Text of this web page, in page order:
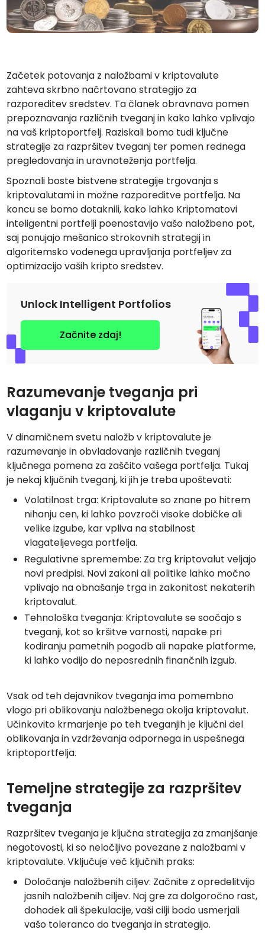
Najdi svojo kripto strategijo
KriptoEarn
Varčujte kriptovalute za svojo prihodnost
Ponavljajoči nakup
Redno načrtovane naložbe (DCA)
Opozorila o ceni
Ažurne informacije o cenah vaših najljubših žetonov
Odkrijte naložbene priložnosti
Analitika portfelja
Pametni vpogledi za optimalno učinkovitost
Začetek potovanja z naložbami v kriptovalute
zahteva skrbno načrtovano strategijo za
razporeditev sredstev. Ta članek obravnava pomen
prepoznavanja različnih tveganj in kako lahko vplivajo
na vaš kriptoportfelj. Raziskali bomo tudi ključne
strategije za razpršitev tveganj ter pomen rednega
pregledovanja in uravnoteženja portfelja.
Spoznali boste bistvene strategije trgovanja s
kriptovalutami in možne razporeditve portfelja. Na
koncu se bomo dotaknili, kako lahko Kriptomatovi
inteligentni portfelji poenostavijo vašo naložbeno pot,
saj ponujajo mešanico strokovnih strategij in
algoritemsko vodenega upravljanja portfeljev za
optimizacijo vaših kripto sredstev.
Unlock Intelligent Portfolios
Začnite zdaj!
Razumevanje tveganja pri
vlaganju v kriptovalute
V dinamičnem svetu naložb v kriptovalute je
razumevanje in obvladovanje različnih tveganj
ključnega pomena za zaščito vašega portfelja. Tukaj
je nekaj ključnih tveganj, ki jih je treba upoštevati:
Volatilnost trga: Kriptovalute so znane po hitrem
nihanju cen, ki lahko povzroči visoke dobičke ali
velike izgube, kar vpliva na stabilnost
vlagateljevega portfelja.
Regulativne spremembe: Za trg kriptovalut veljajo
novi predpisi. Novi zakoni ali politike lahko močno
vplivajo na obnašanje trga in zakonitost nekaterih
kriptovalut.
Tehnološka tveganja: Kriptovalute se soočajo s
tveganji, kot so kršitve varnosti, napake pri
kodiranju pametnih pogodb ali napake platforme,
ki lahko vodijo do neposrednih finančnih izgub.
Vsak od teh dejavnikov tveganja ima pomembno
vlogo pri oblikovanju naložbenega okolja kriptovalut.
Učinkovito krmarjenje po teh tveganjih je ključni del
oblikovanja in vzdrževanja odpornega in uspešnega
kriptoportfelja.
Temeljne strategije za razpršitev
tveganja
Razpršitev tveganja je ključna strategija za zmanjšanje
negotovosti, ki so neločljivo povezane z naložbami v
kriptovalute. Vključuje več ključnih praks:
Določanje naložbenih ciljev: Začnite z opredelitvijo
jasnih naložbenih ciljev. Naj gre za dolgoročno rast,
dohodek ali špekulacije, vaši cilji bodo usmerjali
vašo toleranco do tveganja in strategijo.